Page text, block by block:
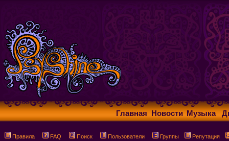
Главная Новости Музыка
Правила FAQ Поиск Пользователи Группы Репутация